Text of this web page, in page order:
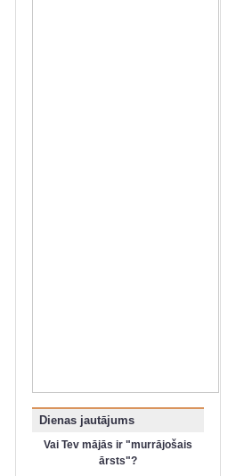
Dienas jautājums
Vai Tev mājās ir "murrājošais
ārsts"?